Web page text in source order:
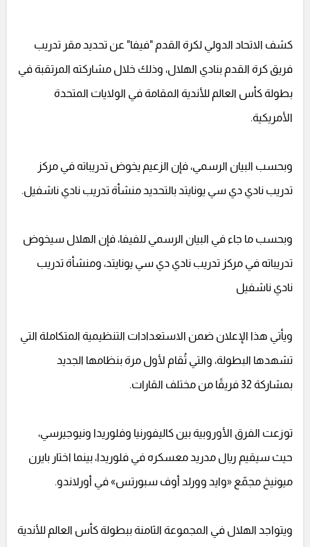
كشف الاتحاد الدولي لكرة القدم "فيفا" عن تحديد مقر تدريب
فريق كرة القدم بنادي الهلال، وذلك خلال مشاركته المرتقبة في
بطولة كأس العالم للأندية المقامة في الولايات المتحدة
الأمريكية.
وبحسب البيان الرسمي، فإن الزعيم يخوض تدريباته في مركز
تدريب نادي دي سي يونايتد بالتحديد منشأة تدريب نادي ناشفيل.
وبحسب ما جاء في البيان الرسمي للفيفا، فإن الهلال سيخوض
تدريباته في مركز تدريب نادي دي سي يونايتد، ومنشأة تدريب
نادي ناشفيل
ويأتي هذا الإعلان ضمن الاستعدادات التنظيمية المتكاملة التي
تشهدها البطولة، والتي تُقام لأول مرة بنظامها الجديد
بمشاركة 32 فريقًا من مختلف القارات.
توزعت الفرق الأوروبية بين كاليفورنيا وفلوريدا ونيوجيرسي،
حيث سيقيم ريال مدريد معسكره في فلوريدا، بينما اختار بايرن
ميونيخ مجمّع «وايد وورلد أوف سبورتس» في أورلاندو.
ويتواجد الهلال في المجموعة الثامنة ببطولة كأس العالم للأندية